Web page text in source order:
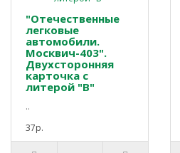
"Отечественные
легковые
автомобили.
Москвич-403".
Двухсторонняя
карточка с
литерой "В"
..
37р.